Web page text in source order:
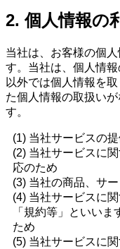
2. 個人情報の
当社は、お客様の個
す。当社は、個人情
以外では個人情報を
た個人情報の取扱い
す。
(1) 当社サービスの
(2) 当社サービスに
応のため
(3) 当社の商品、サ
(4) 当社サービスに
「規約等」といい
ため
(5) 当社サービスに